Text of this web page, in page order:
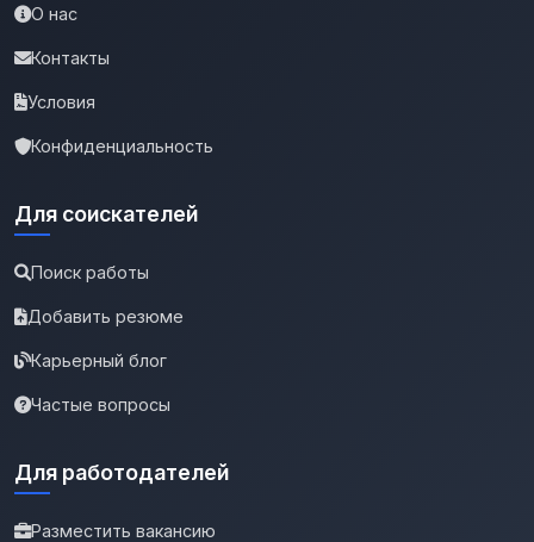
О нас
Контакты
Условия
Конфиденциальность
Для соискателей
Поиск работы
Добавить резюме
Карьерный блог
Частые вопросы
Для работодателей
Разместить вакансию